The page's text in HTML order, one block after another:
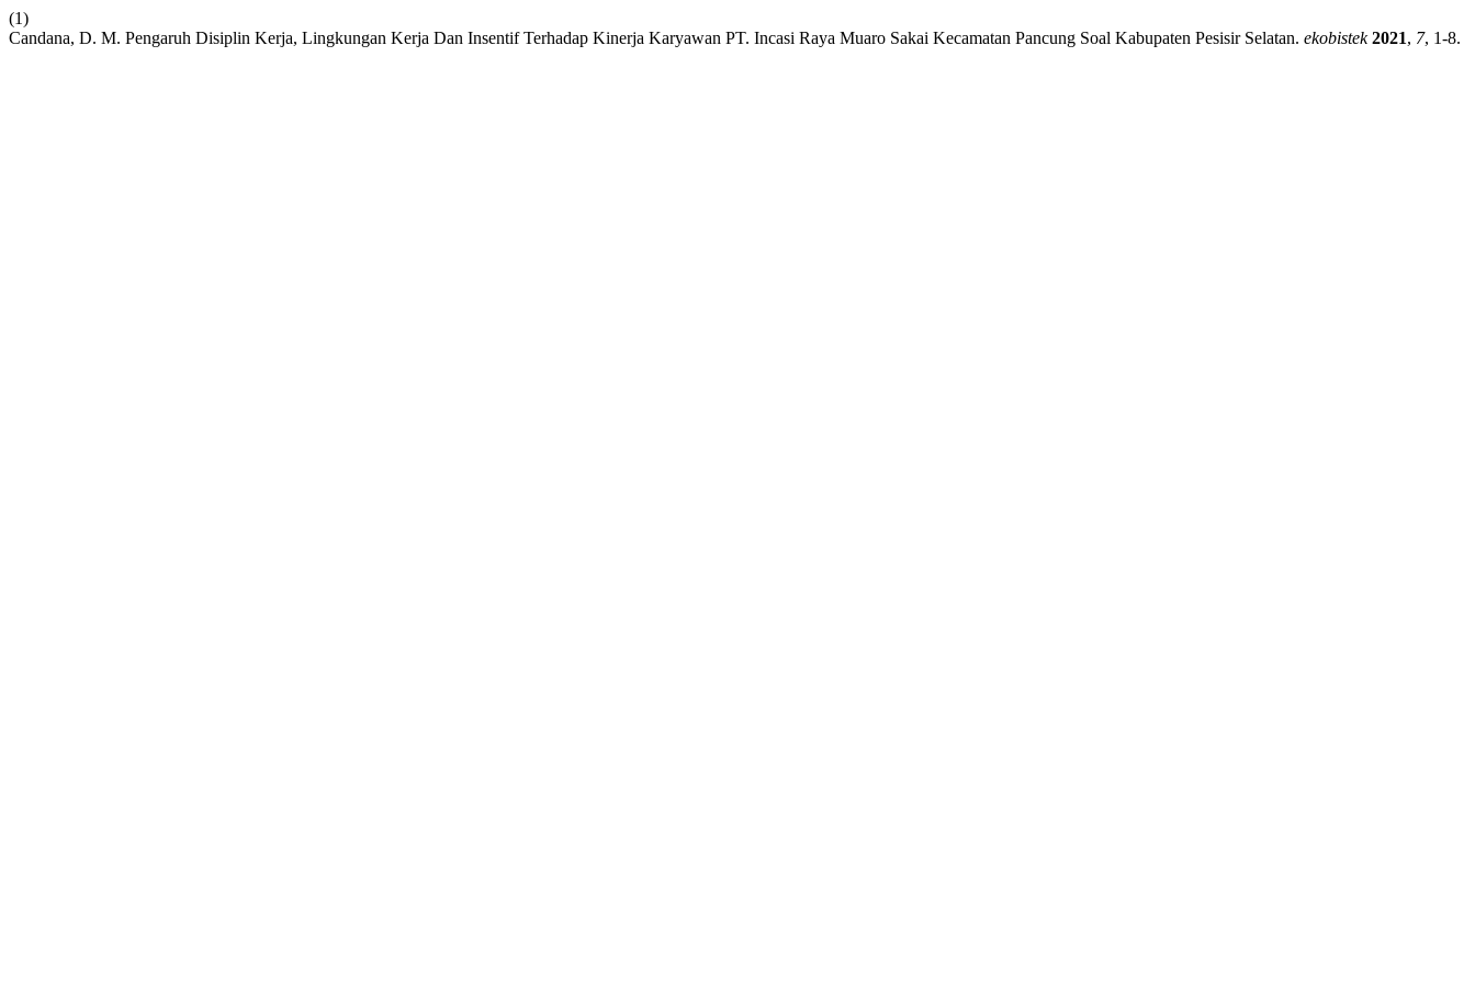
(1)
Candana, D. M. Pengaruh Disiplin Kerja, Lingkungan Kerja Dan Insentif Terhadap Kinerja Karyawan PT. Incasi Raya Muaro Sakai Kecamatan Pancung Soal Kabupaten Pesisir Selatan. ekobistek 2021, 7, 1-8.